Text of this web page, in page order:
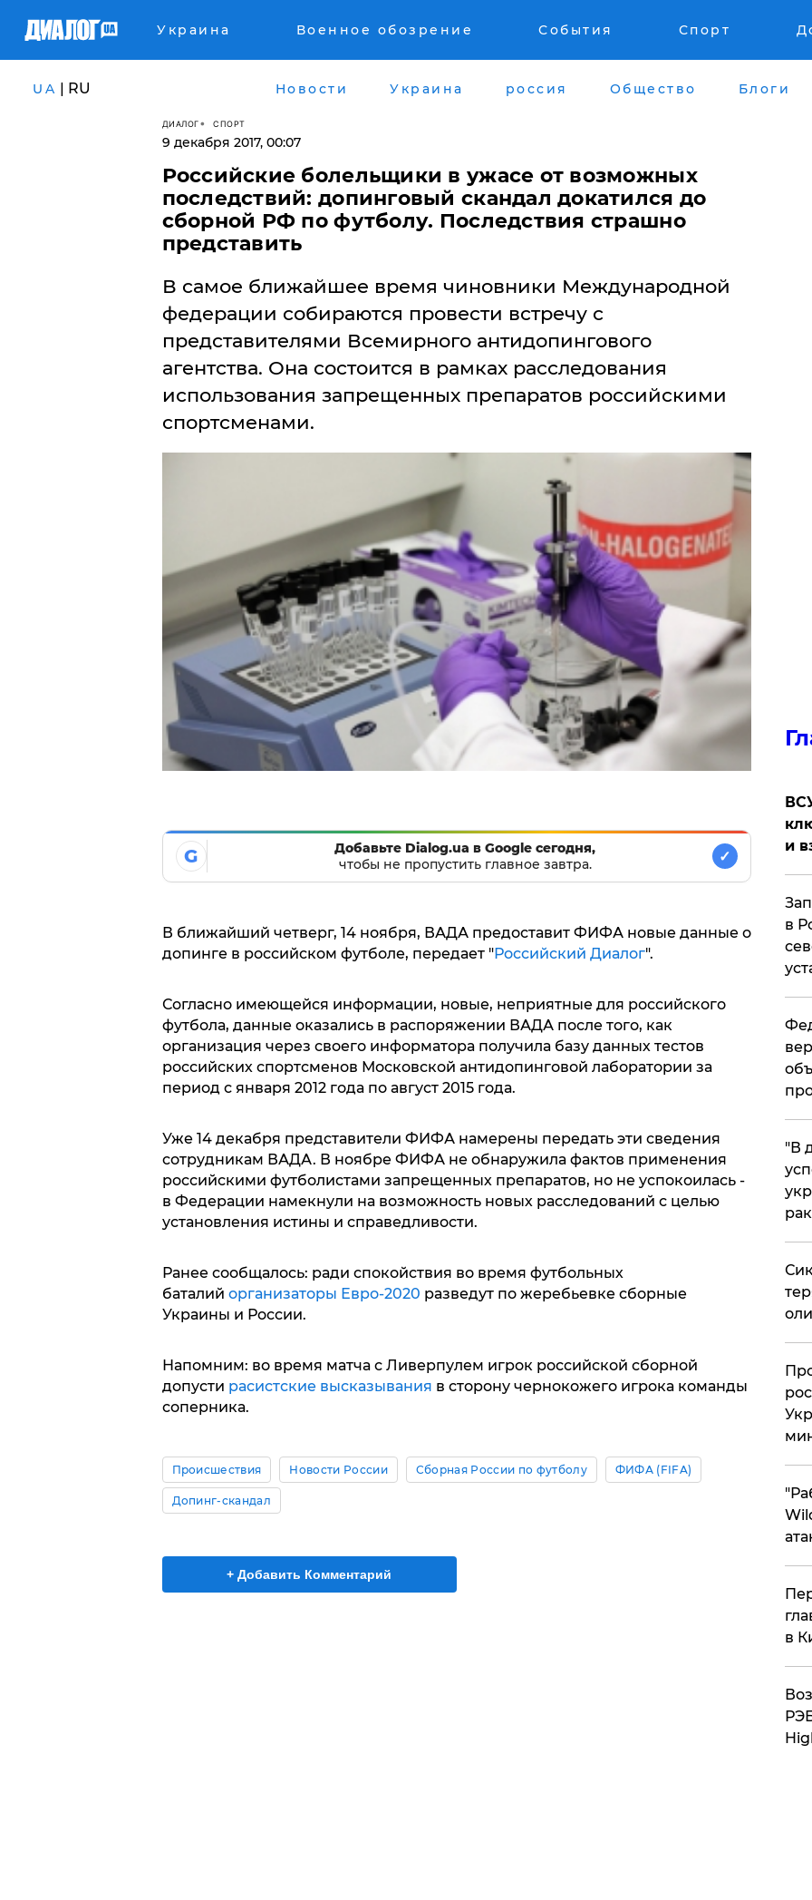
Украина Военное обозрение События Спорт
UA | RU Новости Украина россия Общество Блоги
ДИАЛОГ СПОРТ
9 декабря 2017, 00:07
Российские болельщики в ужасе от возможных
последствий: допинговый скандал докатился до
сборной РФ по футболу. Последствия страшно
представить
В самое ближайшее время чиновники Международной
федерации собираются провести встречу с
представителями Всемирного антидопингового
агентства. Она состоится в рамках расследования
использования запрещенных препаратов российскими
спортсменами.
G
Добавьте Dialog.ua в Google сегодня,
чтобы не пропустить главное завтра.
✓
В ближайший четверг, 14 ноября, ВАДА предоставит ФИФА новые данные о
допинге в российском футболе, передает "Российский Диалог".
Согласно имеющейся информации, новые, неприятные для российского
футбола, данные оказались в распоряжении ВАДА после того, как
организация через своего информатора получила базу данных тестов
российских спортсменов Московской антидопинговой лаборатории за
период с января 2012 года по август 2015 года.
Уже 14 декабря представители ФИФА намерены передать эти сведения
сотрудникам ВАДА. В ноябре ФИФА не обнаружила фактов применения
российскими футболистами запрещенных препаратов, но не успокоилась -
в Федерации намекнули на возможность новых расследований с целью
установления истины и справедливости.
Ранее сообщалось: ради спокойствия во время футбольных
баталий организаторы Евро-2020 разведут по жеребьевке сборные
Украины и России.
Напомним: во время матча с Ливерпулем игрок российской сборной
допусти расистские высказывания в сторону чернокожего игрока команды
соперника.
Происшествия Новости России Сборная России по футболу ФИФА (FIFA)
Допинг-скандал
+ Добавить Комментарий
и
в
​"В
в